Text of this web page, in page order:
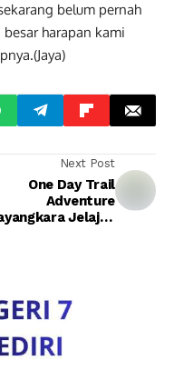
belum pernah
harapan kami
Next Post
One Day Trail
Adventure
Jelajah
Terangkat